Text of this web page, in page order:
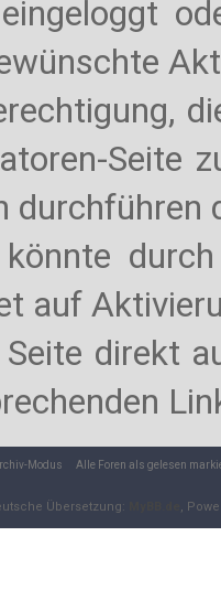
Seite
durchführen
auf
direkt
Modus Alle Foren als gelesen
Übersetzung: ,